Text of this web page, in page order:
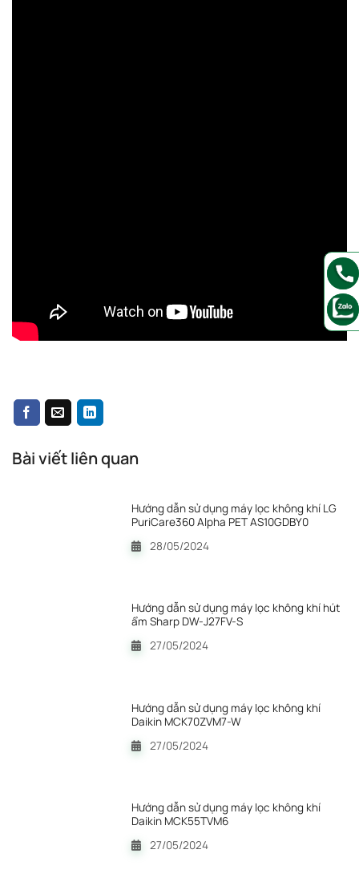
Bài viết liên quan
Hướng dẫn sử dụng máy lọc không khí LG
PuriCare360 Alpha PET AS10GDBY0
28/05/2024
Hướng dẫn sử dụng máy lọc không khí hút
ẩm Sharp DW-J27FV-S
27/05/2024
Hướng dẫn sử dụng máy lọc không khí
Daikin MCK70ZVM7-W
27/05/2024
Hướng dẫn sử dụng máy lọc không khí
Daikin MCK55TVM6
27/05/2024